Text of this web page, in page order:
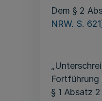
Dem § 2
NRW. S. 621
Fortführung
§ 1 Absatz